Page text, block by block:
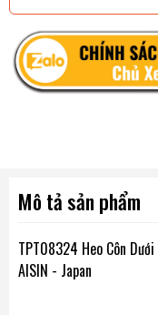
Mô tả sản phẩm
TPT08324 Heo Côn
AISIN - Japan